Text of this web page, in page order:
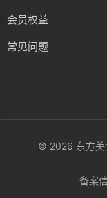
会员权益
常见问题
© 2026 东方美
备案信